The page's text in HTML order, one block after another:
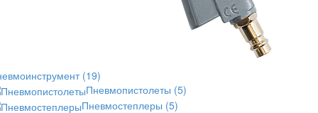
(19)
Пневмопистолеты (5)
Пневмостеплеры (5)